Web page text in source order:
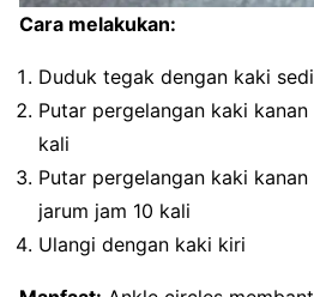
Cara melakukan:
Duduk tegak dengan kaki
Putar pergelangan kaki kanan
kali
Putar pergelangan kaki
jarum jam 10 kali
Ulangi dengan kaki kiri